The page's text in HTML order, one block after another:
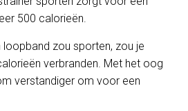
500 calorieën.
loopband zou sporten, zou je
verbranden. Met het oog
verstandiger om voor een